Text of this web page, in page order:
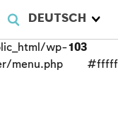
DEUTSCH
wp-
menu.php
103